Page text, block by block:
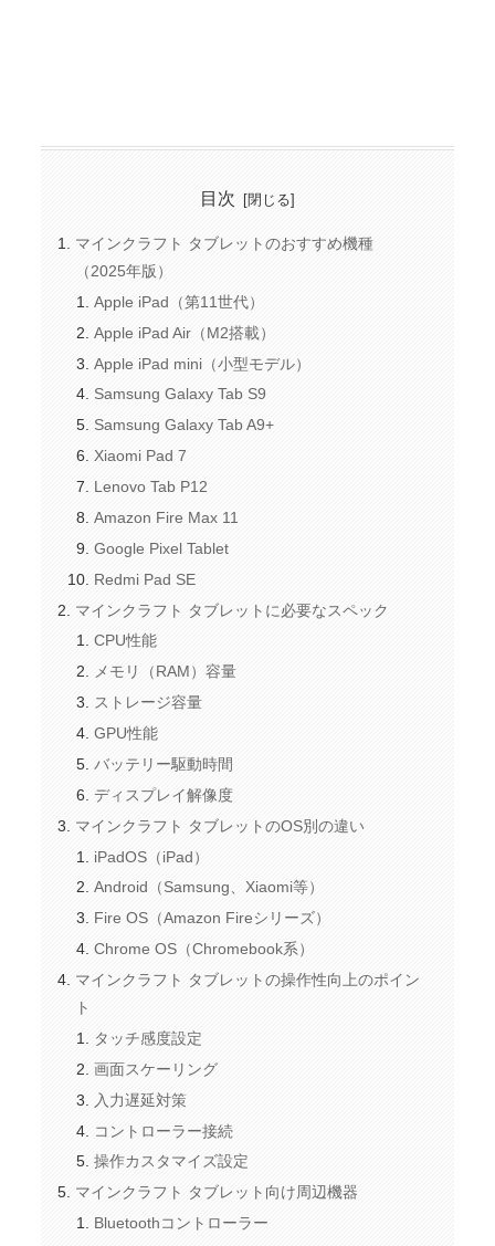
目次
マインクラフト タブレットのおすすめ機種
（2025年版）
Apple iPad（第11世代）
Apple iPad Air（M2搭載）
Apple iPad mini（小型モデル）
Samsung Galaxy Tab S9
Samsung Galaxy Tab A9+
Xiaomi Pad 7
Lenovo Tab P12
Amazon Fire Max 11
Google Pixel Tablet
Redmi Pad SE
マインクラフト タブレットに必要なスペック
CPU性能
メモリ（RAM）容量
ストレージ容量
GPU性能
バッテリー駆動時間
ディスプレイ解像度
マインクラフト タブレットのOS別の違い
iPadOS（iPad）
Android（Samsung、Xiaomi等）
Fire OS（Amazon Fireシリーズ）
Chrome OS（Chromebook系）
マインクラフト タブレットの操作性向上のポイン
ト
タッチ感度設定
画面スケーリング
入力遅延対策
コントローラー接続
操作カスタマイズ設定
マインクラフト タブレット向け周辺機器
Bluetoothコントローラー